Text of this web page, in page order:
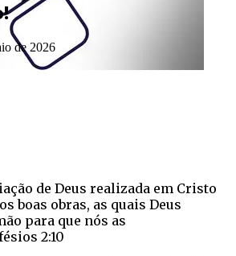
de 2026
de Deus realizada em Cristo
boas obras, as quais Deus
para que nós as
2:10